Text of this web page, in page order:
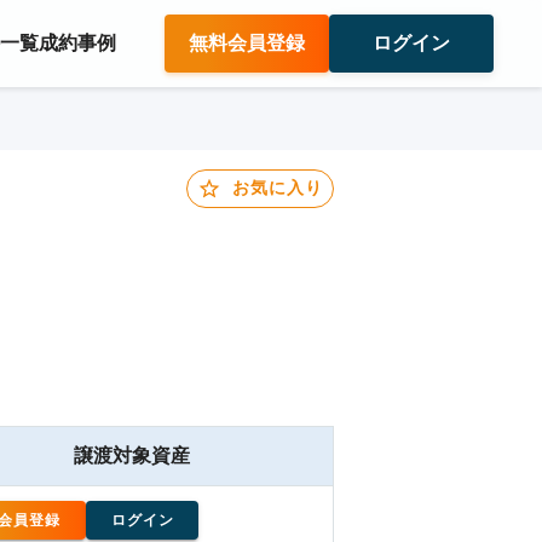
覧成約事例 無料会員登録 ログイン
お気に入り
員登録 ログイン
譲渡対象資産